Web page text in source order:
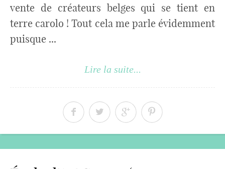
vente de créateurs belges qui se tient en
terre carolo ! Tout cela me parle évidemment
puisque ...
Lire la suite...